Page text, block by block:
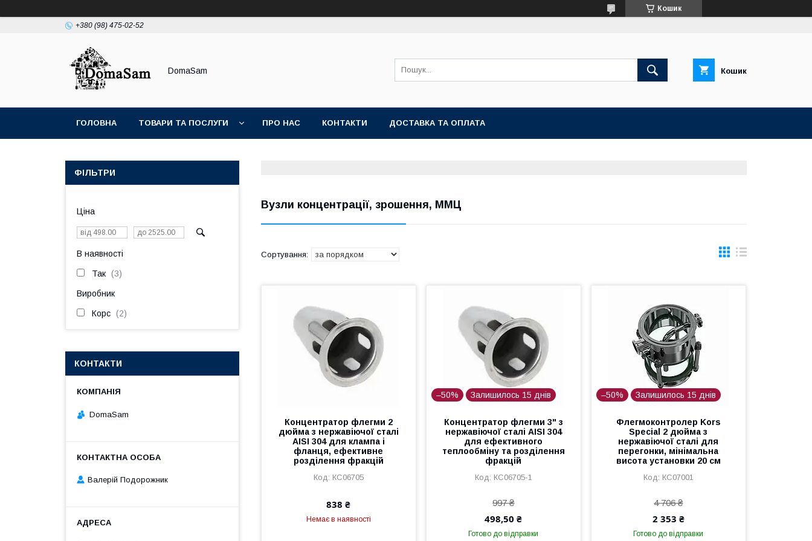
Кошик
+380 (98) 475-02-52
DomaSam Кошик
ГОЛОВНА ТОВАРИ ТА ПОСЛУГИ ПРО НАС КОНТАКТИ ДОСТАВКА ТА ОПЛАТА
Вузли концентрації, зрошення, ММЦ
Концентратор флегми 2
дюйма з нержавіючої сталі
AISI 304 для клампа і
фланця, ефективне
розділення фракцій
КС06705
838 ₴
Немає в наявності
–50% Залишилось 15 днів
Концентратор флегми 3" з
нержавіючої сталі AISI 304
для ефективного
теплообміну та розділення
фракцій
КС06705-1
997 ₴
498,50 ₴
Готово до відправки
–50% Залишилось 15 днів
Флегмоконтролер Kors
Special 2 дюйма з
нержавіючої сталі для
перегонки, мінімальна
висота установки 20 см
КС07001
4 706 ₴
2 353 ₴
Готово до відправки
ФІЛЬТРИ
Ціна
В наявності
Так 3
Виробник
Корс 2
КОНТАКТИ
DomaSam
Валерій Подорожник